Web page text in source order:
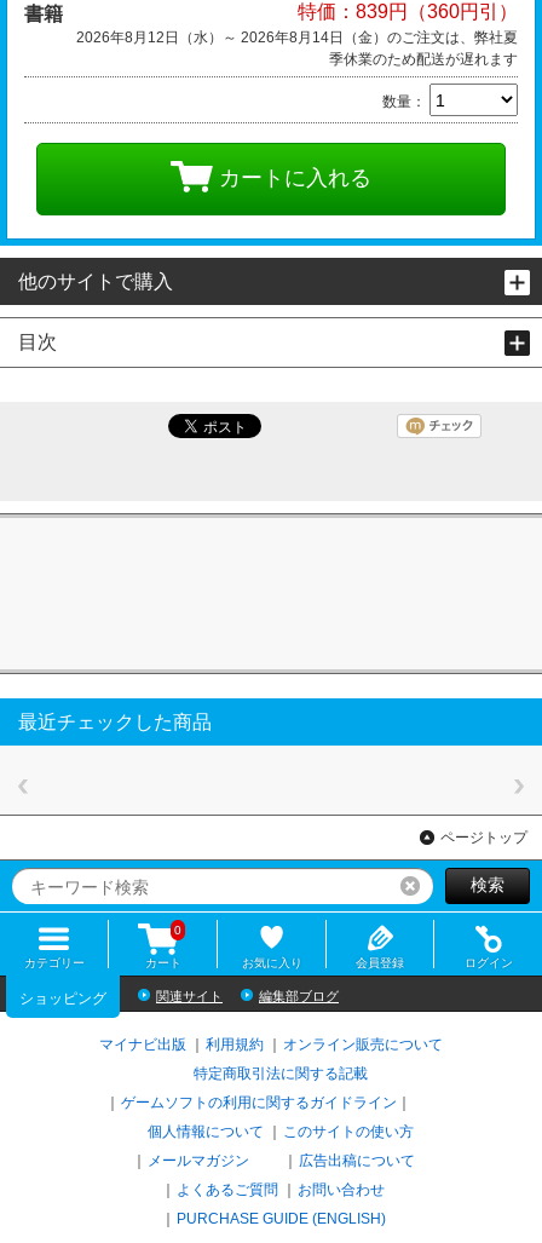
書籍 特価：839円（360円引）
2026年8月12日（水）～ 2026年8月14日（金）のご注文は、弊社夏
季休業のため配送が遅れます
数量：
カートに入れる
他のサイトで購入
目次
最近チェックした商品
ページトップ
リセット検索
カテゴリー カート
0
お気に入り 会員登録 ログイン
ショッピング 関連サイト 編集部ブログ
マイナビ出版 利用規約
オンライン販売について
特定商取引法に関する記載
ゲームソフトの利用に関するガイドライン
個人情報について
このサイトの使い方
メールマガジン
広告出稿について
よくあるご質問
お問い合わせ
PURCHASE GUIDE (ENGLISH)